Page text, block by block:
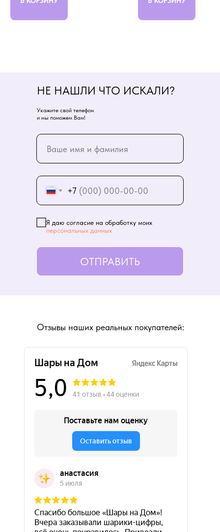
+7
Я даю согласие на обработку моих
персональных данных
ОТПРАВИТЬ
НЕ НАШЛИ ЧТО ИСКАЛИ?
Укажите свой телефон
и мы поможем Вам!
Отзывы наших реальных покупателей: